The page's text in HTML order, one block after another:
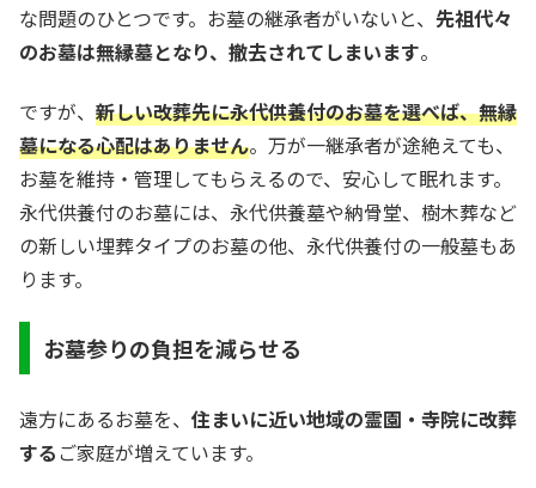
な問題のひとつです。お墓の継承者がいないと、 先祖代々
のお墓は無縁墓となり、撤去されてしまいます。
ですが、 新しい改葬先に永代供養付のお墓を選べば、無縁
墓になる心配はありません。万が一継承者が途絶えても、
お墓を維持・管理してもらえるので、安心して眠れます。
永代供養付のお墓には、永代供養墓や納骨堂、樹木葬など
の新しい埋葬タイプのお墓の他、永代供養付の一般墓もあ
ります。
お墓参りの負担を減らせる
遠方にあるお墓を、 住まいに近い地域の霊園・寺院に改葬
する ご家庭が増えています。